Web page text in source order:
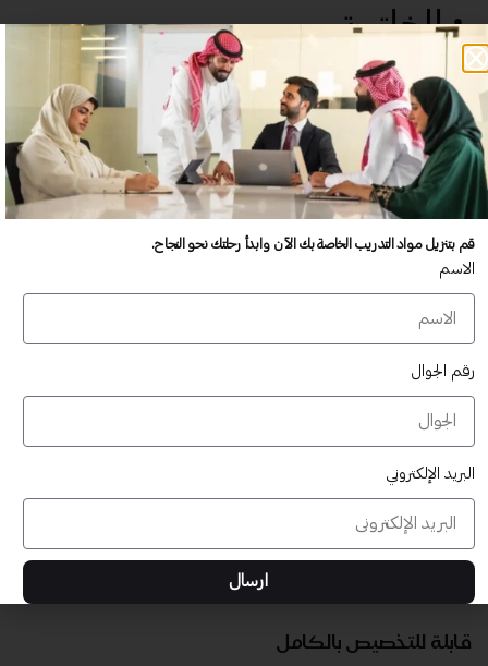
• الخاتمة
عدد غير محدود من المستخدمين
تدريب أكبر عدد تريده من المشاركين في موقعك - ​​إلى الأبد!
لا توجد رسوم تجديد سنوية
تدريب أكبر عدد تريده من المشاركين في موقعك - ​​إلى الأبد!
قابلة للتخصيص بالكامل
قم بتنزيل مواد التدريب الخاصة بك الآن وابدأ رحلتك نحو النجاح.
الاسم
رقم الجوال
البريد الإلكتروني
ارسال